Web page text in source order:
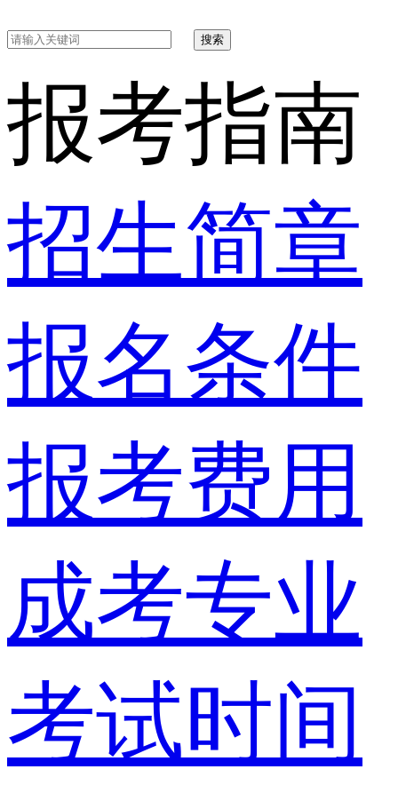
搜索
报考指南
招生简章
报名条件
报考费用
成考专业
考试时间